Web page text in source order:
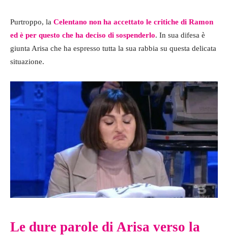
Purtroppo, la Celentano non ha accettato le critiche di Ramon
ed è per questo che ha deciso di sospenderlo. In sua difesa è
giunta Arisa che ha espresso tutta la sua rabbia su questa delicata
situazione.
Le dure parole di Arisa verso la